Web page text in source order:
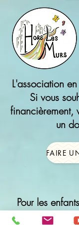
L'association
Si vous
financièrement,
un
Pour les